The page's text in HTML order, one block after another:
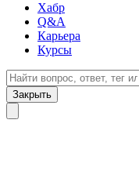
Хабр
Q&A
Карьера
Курсы
Закрыть